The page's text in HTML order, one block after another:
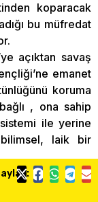
koparacak
bu müfredat
açıktan savaş
emanet
koruma
, ona sahip
ile yerine
laik bir